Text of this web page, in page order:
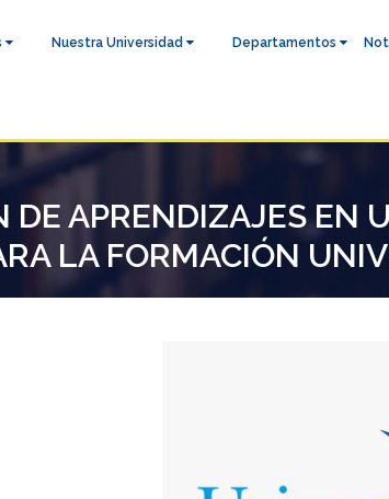
Nuestra Universidad Departamentos
APRENDIZAJES EN
LA FORMACIÓN